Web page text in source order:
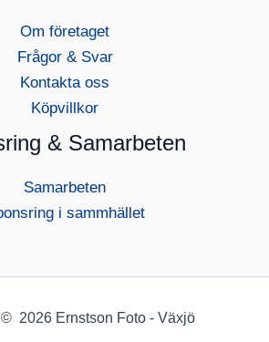
Om företaget
Frågor & Svar
Kontakta oss
Köpvillkor
& Samarbeten
Samarbeten
i sammhället
2026 Ernstson Foto - Växjö